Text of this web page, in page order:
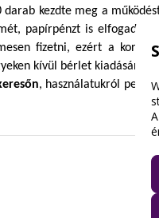
kezdte meg a
papírpénzt is
fizetni, ezért a
kívül bérlet kiadására
, használatukról pedig